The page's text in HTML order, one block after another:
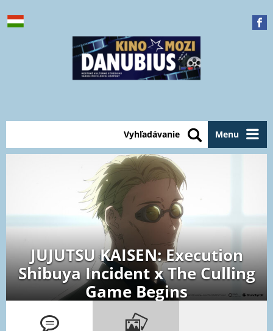
Menu
Vyhľadávanie
JUJUTSU KAISEN: Execution
Shibuya Incident x The Culling
Game Begins